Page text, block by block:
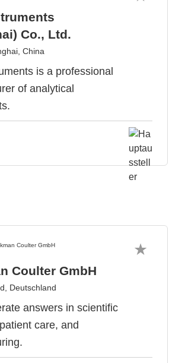
Co., Ltd.
China
is a professional
of analytical
Coulter GmbH
Deutschland
answers in scientific
care, and